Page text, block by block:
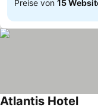
Preise von 15
Atlantis Hotel